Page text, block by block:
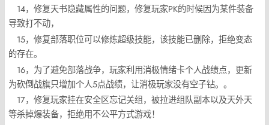
14，修复天书隐藏属性的问题，修复玩家PK的时候因为某件装备
导致打不动，
15，修复部落职位可以修炼超级技能，该技能已删除，拒绝变态
的存在。
16，为了避免部落战争，玩家利用消极情绪卡个人战绩点，更新
为砍倒战旗只增加个人5点战绩，让消极玩家没有空子钻。。
17，修复玩家挂在安全区忘记关组，被拉进组队副本以及天外天
等杀掉爆装备，拒绝用不公平方式游戏！